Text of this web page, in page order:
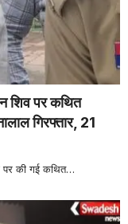
पर कथित
गिरफ्तार, 21
की गई कथित…